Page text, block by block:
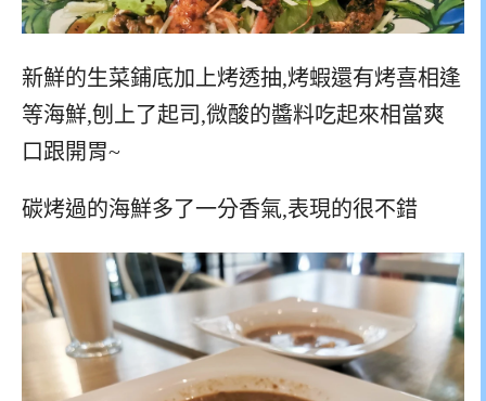
新鮮的生菜鋪底加上烤透抽,烤蝦還有烤喜相逢
等海鮮,刨上了起司,微酸的醬料吃起來相當爽
口跟開胃~
碳烤過的海鮮多了一分香氣,表現的很不錯